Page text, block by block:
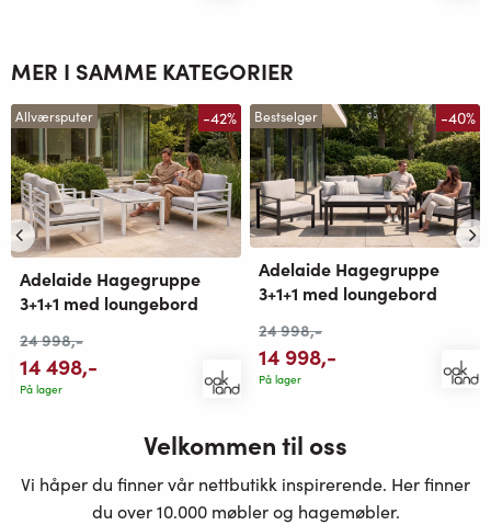
MER I SAMME KATEGORIER
Allværsputer -42%
Adelaide Hagegruppe
3+1+1 med loungebord
24 998,-
14 498,-
På lager
Bestselger -40%
Adelaide Hagegruppe
3+1+1 med loungebord
24 998,-
14 998,-
På lager
Velkommen til oss
Vi håper du finner vår nettbutikk inspirerende. Her finner
du over 10.000 møbler og hagemøbler.